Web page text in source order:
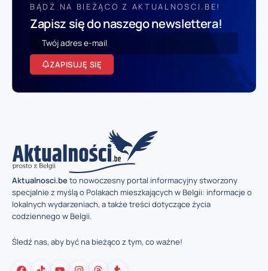
BĄDŹ NA BIEŻĄCO Z AKTUALNOSCI.BE!
Zapisz się do naszego newslettera!
ZAPISUJĘ SIĘ
Aktualnosci.beto nowoczesny portal informacyjny stworzony
specjalnie z myślą o Polakach mieszkających w Belgii: informacje o
lokalnych wydarzeniach, a także treści dotyczące życia
codziennego w Belgii.
Śledź nas, aby być na bieżąco z tym, co ważne!